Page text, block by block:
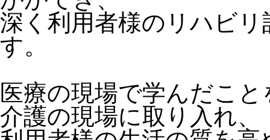
深く利用者様のリハビ
す。
医療の現場で学んだこ
介護の現場に取り入れ、